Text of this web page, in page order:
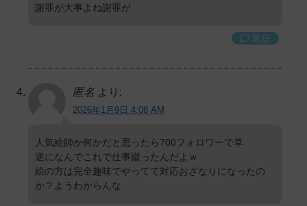
謝罪が大事よね謝罪が
返信
匿名 より:
2026年1月9日 4:08 AM
人気絵師か何かだと思ったら700フォロワーで草
逆になんでこれで仕事蹴ったんだよｗ
絵の方は完全趣味でやってて対応おざなりになったの
か？ようわからんな